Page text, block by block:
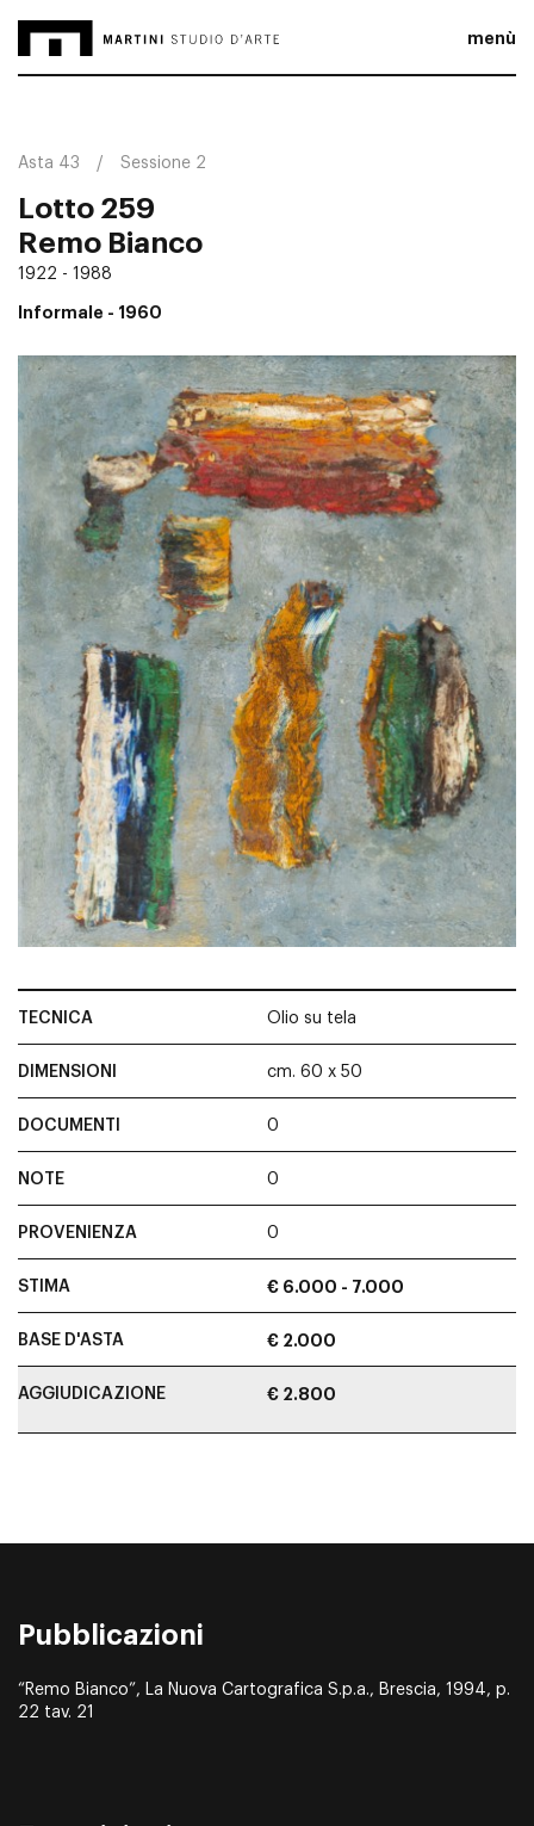
menù
Asta 43 Sessione 2
Lotto 259
Remo Bianco
1922 - 1988
Informale - 1960
TECNICA Olio su tela
DIMENSIONI cm. 60 x 50
DOCUMENTI 0
NOTE 0
PROVENIENZA 0
STIMA € 6.000 - 7.000
BASE D'ASTA € 2.000
AGGIUDICAZIONE € 2.800
Pubblicazioni
“Remo Bianco”, La Nuova Cartografica S.p.a., Brescia, 1994, p.
22 tav. 21